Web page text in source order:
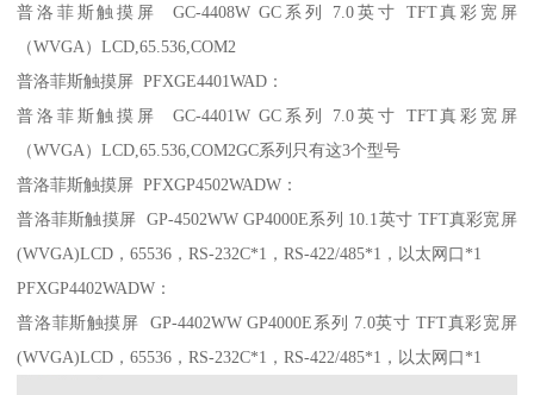
普洛菲斯触摸屏 GC-4408W GC系列 7.0英寸 TFT真彩宽屏
（WVGA）LCD,65.536,COM2
普洛菲斯触摸屏 PFXGE4401WAD：
普洛菲斯触摸屏 GC-4401W GC系列 7.0英寸 TFT真彩宽屏
（WVGA）LCD,65.536,COM2GC系列只有这3个型号
普洛菲斯触摸屏 PFXGP4502WADW：
普洛菲斯触摸屏 GP-4502WW GP4000E系列 10.1英寸 TFT真彩宽屏
(WVGA)LCD，65536，RS-232C*1，RS-422/485*1，以太网口*1
PFXGP4402WADW：
普洛菲斯触摸屏 GP-4402WW GP4000E系列 7.0英寸 TFT真彩宽屏
(WVGA)LCD，65536，RS-232C*1，RS-422/485*1，以太网口*1